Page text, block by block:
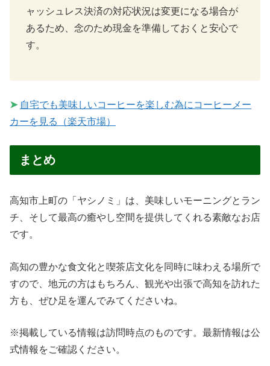
ャッシュレス決済の対応状況は変更になる場合が
あるため、念のため現金を準備しておくと安心で
す。
➤ 自宅でも美味しいコーヒーを楽しむ為にコーヒーメー
カーを見る（楽天市場）
まとめ
高知市上町の「ヤシノミ」は、美味しいモーニングとラン
チ、そして最高の癒やし空間を提供してくれる素敵なお店
です。
高知の豊かな食文化と喫茶店文化を同時に味わえる場所で
すので、地元の方はもちろん、観光や出張で高知を訪れた
方も、ぜひ足を運んでみてくださいね。
※掲載している情報は訪問時点のものです。最新情報は公
式情報をご確認ください。